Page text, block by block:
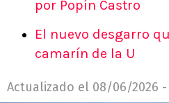
por Popín Castro
El nuevo desgarro
camarín de la U
Actualizado el 08/06/2026 -